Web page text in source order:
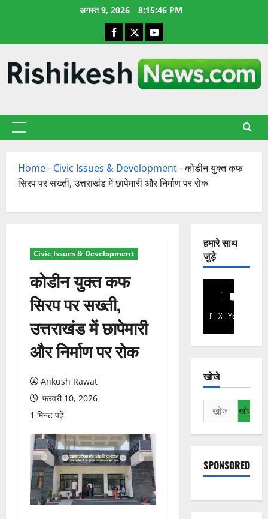
अगस्त 9, 2026 8:15:47 PM
Facebook
X YouTube
प्राथमिक
Home- Civic Issues & Development-कोडीन युक्त कफ
सिरप पर सख्ती, उत्तराखंड में छापेमारी और निर्माण पर रोक
Civic Issues & Development
कोडीन युक्त कफ
सिरप पर सख्ती,
उत्तराखंड में छापेमारी
और निर्माण पर रोक
Ankush Rawat
फ़रवरी 10, 2026
1 मिनट पढ़ें
हमारे साथ
जुड़े
Facebook
X YouTube
खोजे
निम्न
को
खोजें:
SPONSORED